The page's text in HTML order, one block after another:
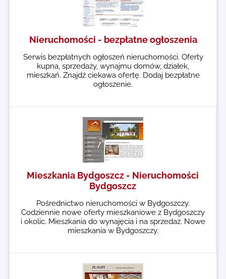
Nieruchomości - bezpłatne ogłoszenia
Serwis bezpłatnych ogłoszeń nieruchomości. Oferty
kupna, sprzedaży, wynajmu domów, działek,
mieszkań. Znajdź ciekawa ofertę. Dodaj bezpłatne
ogłoszenie.
Mieszkania Bydgoszcz - Nieruchomości
Bydgoszcz
Pośrednictwo nieruchomości w Bydgoszczy.
Codziennie nowe oferty mieszkaniowe z Bydgoszczy
i okolic. Mieszkania do wynajęcia i na sprzedaż. Nowe
mieszkania w Bydgoszczy.